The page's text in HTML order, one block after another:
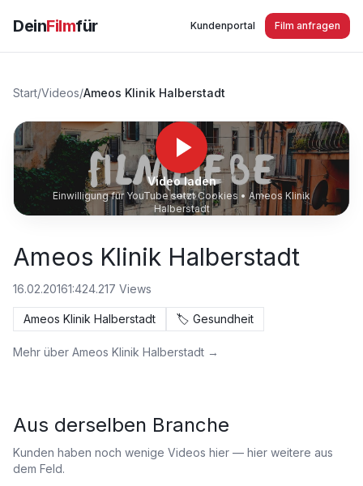
DeinFilmfür Kundenportal Film anfragen
Start/Videos/Ameos Klinik Halberstadt
Video laden
Einwilligung für YouTube setzt Cookies • Ameos Klinik
Halberstadt
Ameos Klinik Halberstadt
16.02.20161:424.217 Views
Ameos Klinik Halberstadt 🏷️ Gesundheit
Mehr über Ameos Klinik Halberstadt →
Aus derselben Branche
Kunden haben noch wenige Videos hier — hier weitere aus
dem Feld.